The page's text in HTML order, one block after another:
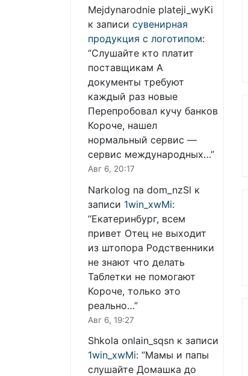
Mejdynarodnie plateji_wyKi
к записи сувенирная
продукция с логотипом:
“Слушайте кто платит
поставщикам А
документы требуют
каждый раз новые
Перепробовал кучу банков
Короче, нашел
нормальный сервис —
сервис международных…”
Авг 6, 20:17
Narkolog na dom_nzSl к
записи 1win_xwMi:
“Екатеринбург, всем
привет Отец не выходит
из штопора Родственники
не знают что делать
Таблетки не помогают
Короче, только это
реально…”
Авг 6, 19:27
Shkola onlain_sqsn к записи
1win_xwMi: “Мамы и папы
слушайте Домашка до